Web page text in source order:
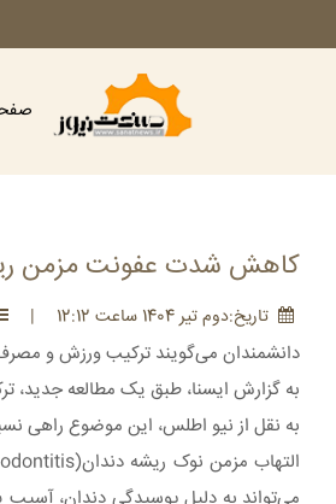
کاهش شدت عفونت مزمن
تاريخ:دوم تير 1404 ساعت 12:12 |
دانشمندان می‌گویند ترکیب ورزش و مصرف مکمل‌های امگا-۳ شدت
به گزارش ایسنا، طبق یک مطالعه جدید، ترکیب ورزش با مصرف مکمل‌های امگا-۳
به نقل از نیو اطلس، این موضوع راهی